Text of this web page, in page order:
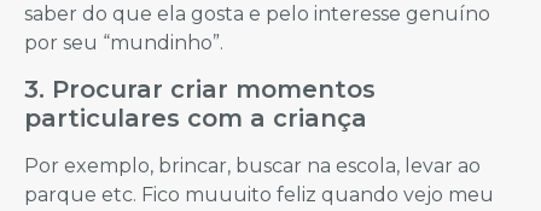
saber do que ela gosta e pelo interesse genuíno
por seu “mundinho”.
3. Procurar criar momentos
particulares com a criança
Por exemplo, brincar, buscar na escola, levar ao
parque etc. Fico muuuito feliz quando vejo meu